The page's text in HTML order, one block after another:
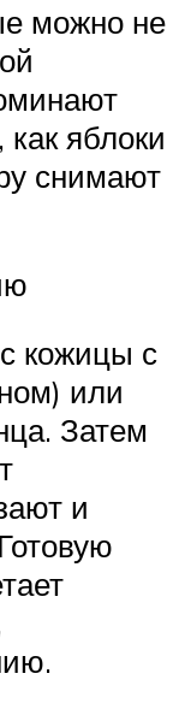
можно не
яблоки
снимают
кожицы с
или
Затем
и